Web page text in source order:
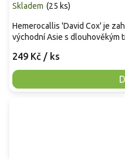
Skladem (25 ks)
249 Kč / ks
Hemerocallis 'David Cox' je
východní Asie s dlouhověkým